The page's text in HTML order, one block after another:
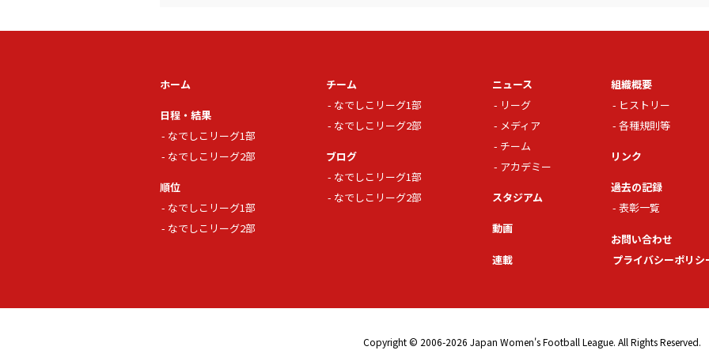
ホーム
日程・結果
なでしこリーグ1部
なでしこリーグ2部
順位
なでしこリーグ1部
なでしこリーグ2部
チーム
なでしこリーグ1部
なでしこリーグ2部
ブログ
なでしこリーグ1部
なでしこリーグ2部
ニュース
リーグ
メディア
チーム
アカデミー
スタジアム
動画
連載
組織概要
ヒストリー
各種規則等
リンク
過去の記録
表彰一覧
お問い合わせ
プライバシーポリシ
Copyright © 2006-2026 Japan Women's Football League. All Rights Reserved.